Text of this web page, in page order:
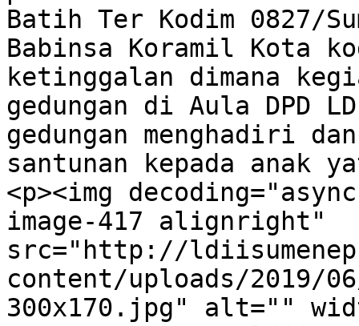
Batih Ter Kodim 0827/
Babinsa Koramil Kota
ketinggalan dimana
gedungan di Aula DPD
gedungan menghadiri
santunan kepada anak
<p><img
image-417 alignright"
src="http://
content/uploads/2019/
300x170.jpg" alt=""